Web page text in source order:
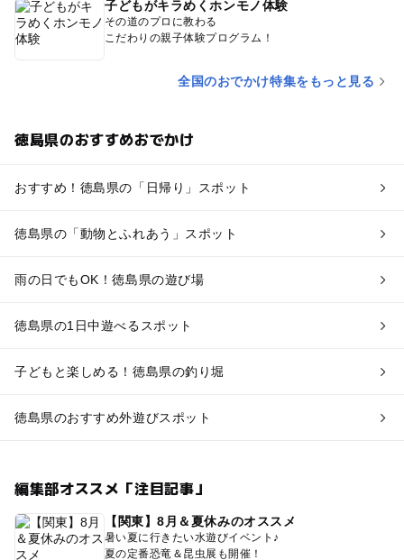
子どもがキラめくホンモノ体験
その道のプロに教わる
こだわりの親子体験プログラム！
全国のおでかけ特集をもっと見る
徳島県のおすすめおでかけ
おすすめ！徳島県の「日帰り」スポット
徳島県の「動物とふれあう」スポット
雨の日でもOK！徳島県の遊び場
徳島県の1日中遊べるスポット
子どもと楽しめる！徳島県の釣り堀
徳島県のおすすめ外遊びスポット
編集部オススメ「注目記事」
【関東】8月＆夏休みのオススメ
暑い夏に行きたい水遊びイベント♪
夏の定番恐竜＆昆虫展も開催！